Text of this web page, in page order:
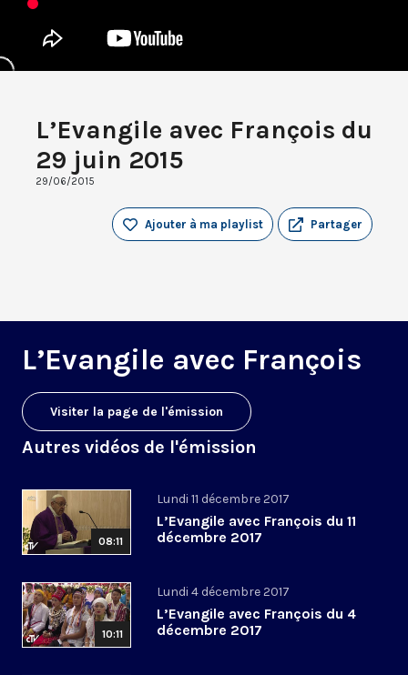
L’Evangile avec François du
29 juin 2015
29/06/2015
Partager
Ajouter à ma playlist
L’Evangile avec François
Visiter la page de l'émission
Autres vidéos de l'émission
08:11
Lundi 11 décembre 2017
L’Evangile avec François du 11
décembre 2017
10:11
Lundi 4 décembre 2017
L’Evangile avec François du 4
décembre 2017